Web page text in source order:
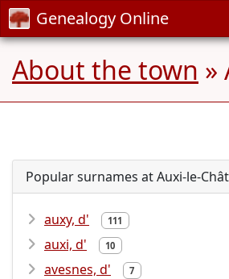
Genealogy Online
About the town »
Popular surnames at Auxi-le-
auxy, d' 111
auxi, d' 10
avesnes, d' 7